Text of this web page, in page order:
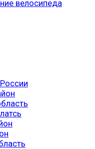
велосипеда